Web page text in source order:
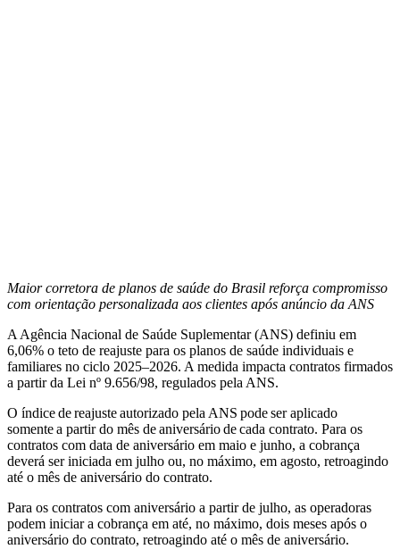
Maior corretora de planos de saúde do Brasil reforça compromisso
com orientação personalizada aos clientes após anúncio da ANS
A Agência Nacional de Saúde Suplementar (ANS) definiu em
6,06% o teto de reajuste para os planos de saúde individuais e
familiares no ciclo 2025–2026. A medida impacta contratos firmados
a partir da Lei nº 9.656/98, regulados pela ANS.
O índice de reajuste autorizado pela ANS pode ser aplicado
somente a partir do mês de aniversário de cada contrato. Para os
contratos com data de aniversário em maio e junho, a cobrança
deverá ser iniciada em julho ou, no máximo, em agosto, retroagindo
até o mês de aniversário do contrato.
Para os contratos com aniversário a partir de julho, as operadoras
podem iniciar a cobrança em até, no máximo, dois meses após o
aniversário do contrato, retroagindo até o mês de aniversário.